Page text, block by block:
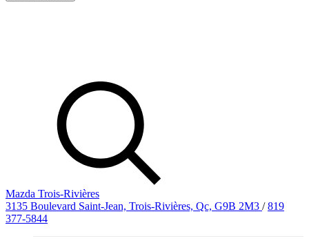
Mazda Trois-Rivières
3135 Boulevard Saint-Jean, Trois-Rivières, Qc, G9B 2M3 / 819
377-5844